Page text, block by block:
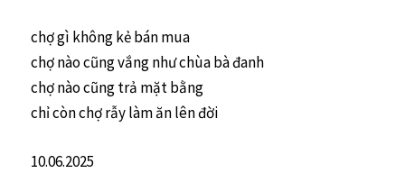
chợ gì không kẻ bán mua
chợ nào cũng vắng như chùa bà đanh
chợ nào cũng trả mặt bằng
chỉ còn chợ rẫy làm ăn lên đời
10.06.2025